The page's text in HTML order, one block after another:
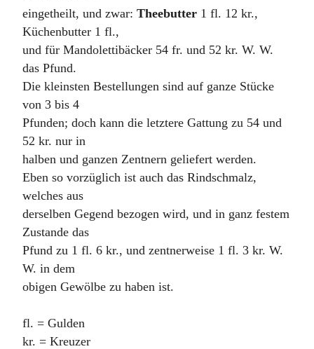
eingetheilt, und zwar: Theebutter 1 fl. 12 kr.,
Küchenbutter 1 fl.,
und für Mandolettibäcker 54 fr. und 52 kr. W. W.
das Pfund.
Die kleinsten Bestellungen sind auf ganze Stücke
von 3 bis 4
Pfunden; doch kann die letztere Gattung zu 54 und
52 kr. nur in
halben und ganzen Zentnern geliefert werden.
Eben so vorzüglich ist auch das Rindschmalz,
welches aus
derselben Gegend bezogen wird, und in ganz festem
Zustande das
Pfund zu 1 fl. 6 kr., und zentnerweise 1 fl. 3 kr. W.
W. in dem
obigen Gewölbe zu haben ist.
fl. = Gulden
kr. = Kreuzer